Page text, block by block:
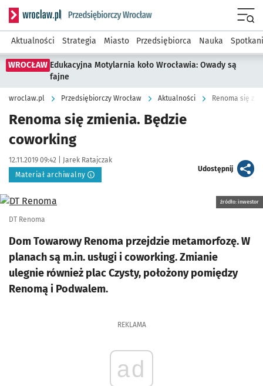
Serwis informacyjny wroclaw.pl podserwis: Strategia
Aktualności Strategia Miasto Przedsiębiorca Nauka
WROCŁAW Edukacyjna Motylarnia koło Wrocławia: Owady są
fajne
wroclaw.pl Przedsiębiorczy Wrocław Aktualności Renoma się
Renoma się zmienia. Będzie
coworking
Data publikacji:
12.11.2019 09:42 | Autor:
Jarek Ratajczak
Materiał archiwalny
Udostępnijartykuł
Kliknij, aby powiększyć źródło: inwestor
DT Renoma
Dom Towarowy Renoma przejdzie metamorfozę. W
planach są m.in. usługi i coworking. Zmianie
ulegnie również plac Czysty, położony pomiędzy
Renomą i Podwalem.
REKLAMA
ad